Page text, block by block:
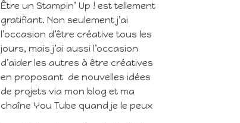
Être un Stampin’ Up ! est tellement
gratifiant. Non seulement j’ai
l’occasion d’être créative tous les
jours, mais j’ai aussi l’occasion
d’aider les autres à être créatives
en proposant de nouvelles idées
de projets via mon blog et ma
chaîne You Tube quand je le peux